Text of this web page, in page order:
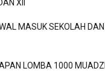
XII
MASUK SEKOLAH
LOMBA 1000